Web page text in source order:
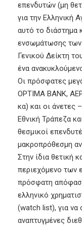
επενδυτών (μη
για την Ελληνική
αυτό το διάστημα
ενσωμάτωσης των
Γενικού Δείκτη
ένα
Οι πρόσφατες
OPTIMA BANK,
κα) και οι
Εθνική Τράπεζα
θεσμικοί
μακροπρόθεσμη
Στην ίδια θετική
περιεχόμενο των
πρόσφατη
ελληνικό
(watch list), για να
αναπτυγμένες